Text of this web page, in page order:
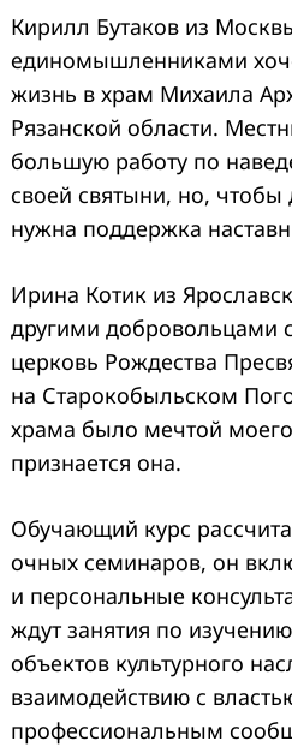
Кирилл Бутаков из
единомышленниками
жизнь в храм Михаила
Рязанской области.
большую работу по
своей святыни, но,
нужна поддержка
Ирина Котик из
другими добровольцами
церковь Рождества
на Старокобыльском
храма было мечтой
признается она.
Обучающий курс
очных семинаров, он
и персональные
ждут занятия по
объектов культурного
взаимодействию с
профессиональным